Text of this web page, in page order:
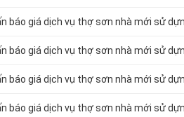
báo giá dịch vụ thợ sơn nhà mới sử
báo giá dịch vụ thợ sơn nhà mới sử
báo giá dịch vụ thợ sơn nhà mới sử
báo giá dịch vụ thợ sơn nhà mới sử